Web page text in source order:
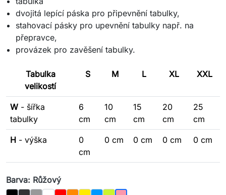
dvojitá lepící páska pro připevnění tabulky,
stahovací pásky pro upevnění tabulky např. na
přepravce,
provázek pro zavěšení tabulky.
Tabulka
velikostí
S M L XL XXL
W - šířka
tabulky
6
cm
10
cm
15
cm
20
cm
25
cm
H - výška
0
cm
0 cm 0 cm 0 cm 0 cm
Barva: Růžový
ČernýGrafitŠedýBíláČervená
Pomerančový
ŽlutáModráSvětlá zelená
Růžový